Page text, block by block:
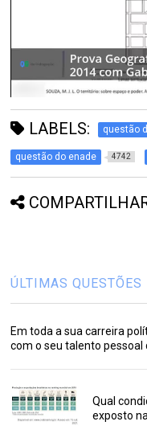
LABELS: questão
questão do enade 4742
ÚLTIMAS QUESTÕES
Em toda a sua carreira
com o seu talento
Qual
exposto